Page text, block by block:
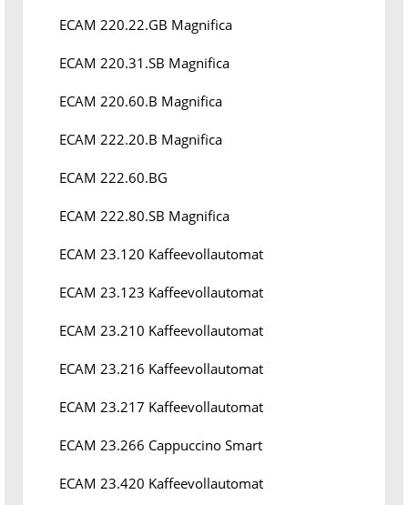
ECAM 220.22.GB Magnifica
ECAM 220.31.SB Magnifica
ECAM 220.60.B Magnifica
ECAM 222.20.B Magnifica
ECAM 222.60.BG
ECAM 222.80.SB Magnifica
ECAM 23.120 Kaffeevollautomat
ECAM 23.123 Kaffeevollautomat
ECAM 23.210 Kaffeevollautomat
ECAM 23.216 Kaffeevollautomat
ECAM 23.217 Kaffeevollautomat
ECAM 23.266 Cappuccino Smart
ECAM 23.420 Kaffeevollautomat